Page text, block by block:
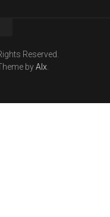
Reserved.
byAlx.